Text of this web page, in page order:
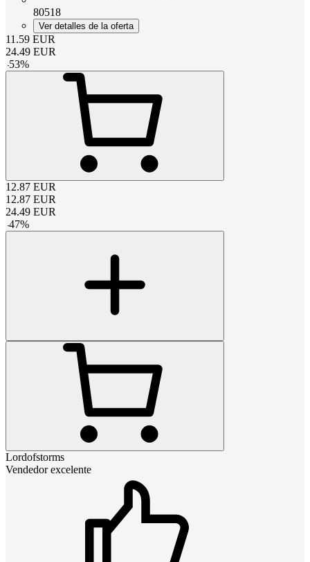
80518
Ver detalles de la oferta
11.59 EUR
24.49 EUR
-53%
12.87 EUR
12.87 EUR
24.49 EUR
-47%
Lordofstorms
Vendedor excelente